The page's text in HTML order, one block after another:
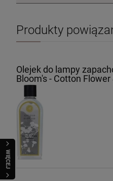
WIĘCEJ
Produkty
Olejek do lampy
Bloom's - Cotton Flower